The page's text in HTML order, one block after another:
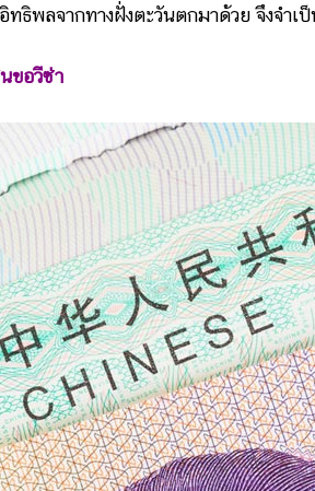
ทธิพลจากทางฝั่งตะวันตกมาด้วย จึงจำ
ขอวีซ่า